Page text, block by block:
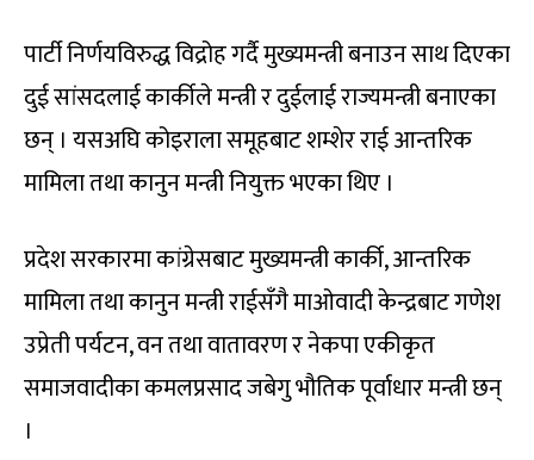
पार्टी निर्णयविरुद्ध विद्रोह गर्दै मुख्यमन्त्री बनाउन साथ दिएका
दुई सांसदलाई कार्कीले मन्त्री र दुईलाई राज्यमन्त्री बनाएका
छन् । यसअघि कोइराला समूहबाट शम्शेर राई आन्तरिक
मामिला तथा कानुन मन्त्री नियुक्त भएका थिए ।
प्रदेश सरकारमा कांग्रेसबाट मुख्यमन्त्री कार्की, आन्तरिक
मामिला तथा कानुन मन्त्री राईसँगै माओवादी केन्द्रबाट गणेश
उप्रेती पर्यटन, वन तथा वातावरण र नेकपा एकीकृत
समाजवादीका कमलप्रसाद जबेगु भौतिक पूर्वाधार मन्त्री छन्
।